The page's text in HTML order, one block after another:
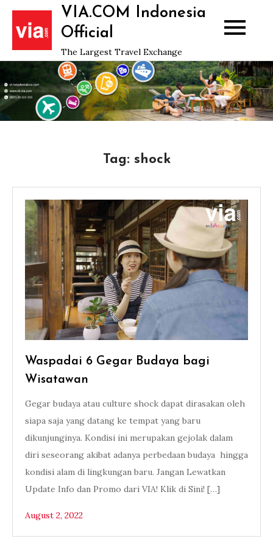
Skip
content
VIA.COM Indonesia
Official
The Largest Travel Exchange
Tag: shock
Waspadai 6 Gegar Budaya bagi
Wisatawan
Gegar budaya atau culture shock dapat dirasakan oleh
siapa saja yang datang ke tempat yang baru
dikunjunginya. Kondisi ini merupakan gejolak dalam
diri seseorang akibat adanya perbedaan budaya hingga
kondisi alam di lingkungan baru. Jangan Lewatkan
Update Info dan Promo dari VIA! Klik di Sini! […]
August 2, 2022